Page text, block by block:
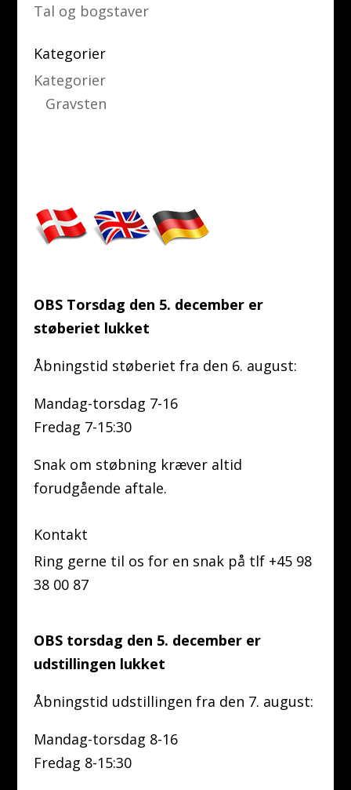
Tal og bogstaver
Kategorier
Kategorier
Gravsten
OBS Torsdag den 5. december er
støberiet lukket
Åbningstid støberiet fra den 6. august:
Mandag-torsdag 7-16
Fredag 7-15:30
Snak om støbning kræver altid
forudgående aftale.
Kontakt
Ring gerne til os for en snak på tlf +45 98
38 00 87
OBS torsdag den 5. december er
udstillingen lukket
Åbningstid udstillingen fra den 7. august:
Mandag-torsdag 8-16
Fredag 8-15:30